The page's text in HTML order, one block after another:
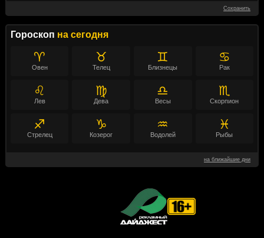
Сохранить
Гороскоп на сегодня
♈
Овен
♉
Телец
♊
Близнецы
♋
Рак
♌
Лев
♍
Дева
♎
Весы
♏
Скорпион
♐
Стрелец
♑
Козерог
♒
Водолей
♓
Рыбы
на ближайшие дни